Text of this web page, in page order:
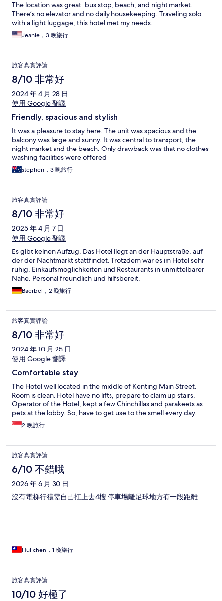
The location was great: bus stop, beach, and night market.
There’s no elevator and no daily housekeeping. Traveling solo
with a light luggage, this hotel met my needs.
Jeanie，3 晚旅行
旅客真實評論
8/10 非常好
2024 年 4 月 28 日
使用 Google 翻譯
Friendly, spacious and stylish
It was a pleasure to stay here. The unit was spacious and the
balcony was large and sunny. It was central to transport, the
night market and the beach. Only drawback was that no clothes
washing facilities were offered
stephen，3 晚旅行
旅客真實評論
8/10 非常好
2025 年 4 月 7 日
使用 Google 翻譯
Es gibt keinen Aufzug. Das Hotel liegt an der Hauptstraße, auf
der der Nachtmarkt stattfindet. Trotzdem war es im Hotel sehr
ruhig. Einkaufsmöglichkeiten und Restaurants in unmittelbarer
Nähe. Personal freundlich und hilfsbereit.
Baerbel，2 晚旅行
旅客真實評論
8/10 非常好
2024 年 10 月 25 日
使用 Google 翻譯
Comfortable stay
The Hotel well located in the middle of Kenting Main Street.
Room is clean. Hotel have no lifts, prepare to claim up stairs.
Operator of the Hotel, kept a few Chinchillas and parakeets as
pets at the lobby. So, have to get use to the smell every day.
2 晚旅行
旅客真實評論
6/10 不錯哦
2026 年 6 月 30 日
沒有電梯行禮需自己扛上去4樓 停車場離足球地方有一段距離
Hul chen，1 晚旅行
旅客真實評論
10/10 好極了